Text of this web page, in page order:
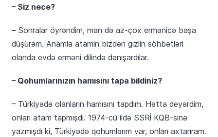
– Siz necə?
– Sonralar öyrəndim, mən də az-çox ermənicə başa
düşürəm. Anamla atamın bizdən gizlin söhbətləri
olanda evdə erməni dilində danışardılar.
– Qohumlarınızın hamısını tapa bildiniz?
– Türkiyədə olanların hamısını tapdım. Hətta deyərdim,
onları atam tapmışdı. 1974-cü ildə SSRİ KQB-sinə
yazmışdı ki, Türkiyədə qohumlarım var, onları axtarıram.